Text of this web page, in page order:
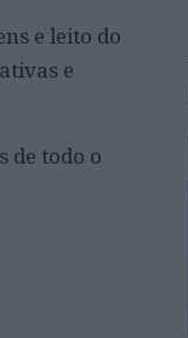
e leito do
e
de todo o